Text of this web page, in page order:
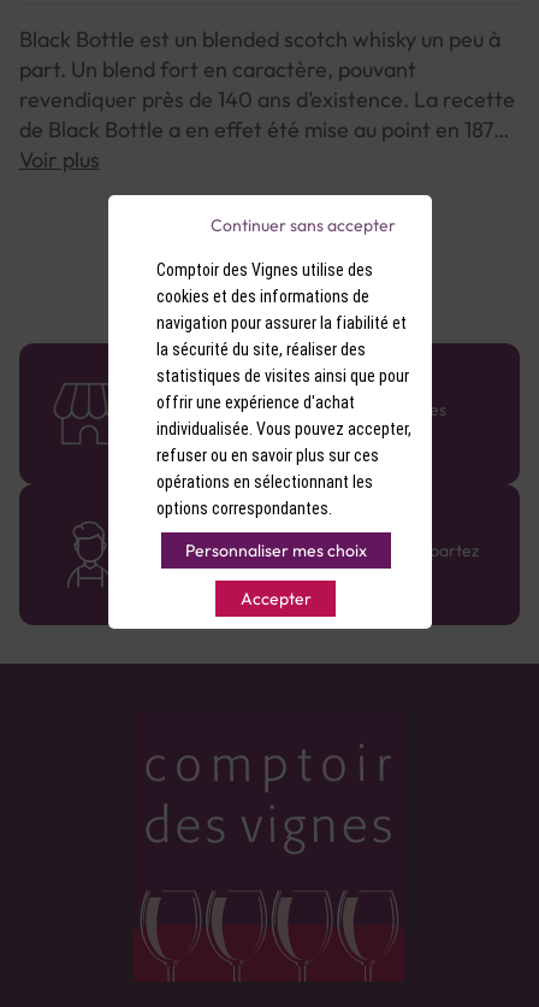
Black Bottle est un blended scotch whisky un peu à
part. Un blend fort en caractère, pouvant
revendiquer près de 140 ans d’existence. La recette
de Black Bottle a en effet été mise au point en 1879
par les trois frères Graham, marchands de thé à
Aberdeen. Il s’agit d’un assemblage de pas moins
de… 27 whiskies écossais ! Une véritable source
Burn Stewart Distillers, qui a recréé ce blended
scotch whisky à la signature unique.
Voir plus
58 caves en France
Retrouvez le réseau Comptoir des Vignes
partout en France !
Des cavistes à votre écoute
Bénéficiez de conseils sur-mesure et repartez
avec le sourire :)
Comptoir des Vignes utilise des
cookies et des informations de
navigation pour assurer la fiabilité et
la sécurité du site, réaliser des
statistiques de visites ainsi que pour
offrir une expérience d'achat
individualisée. Vous pouvez accepter,
refuser ou en savoir plus sur ces
opérations en sélectionnant les
options correspondantes.
Personnaliser mes choix
Accepter
Continuer sans accepter